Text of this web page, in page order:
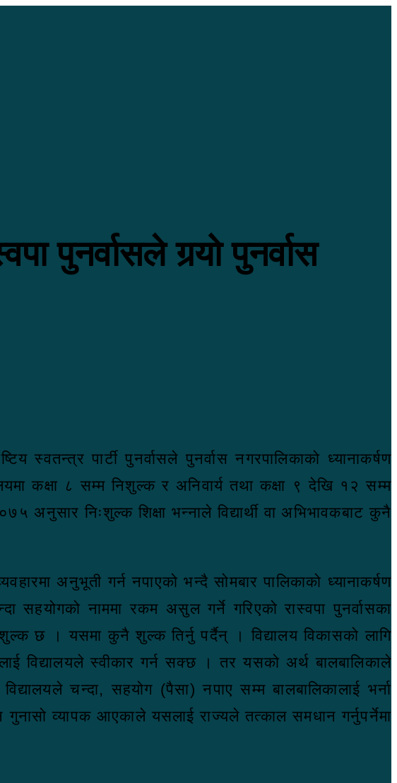
पुनर्वासले गर्‍यो पुनर्वास
स्वतन्त्र पार्टी पुनर्वासले पुनर्वास नगरपालिकाको ध्यानाकर्षण
कक्षा ८ सम्म निशुल्क र अनिवार्य तथा कक्षा ९ देखि १२ सम्म
अनुसार निःशुल्क शिक्षा भन्नाले विद्यार्थी वा अभिभावकबाट कुनै
अनुभूती गर्न नपाएको भन्दै सोमबार पालिकाको ध्यानाकर्षण
सहयोगको नाममा रकम असुल गर्ने गरिएको रास्वपा पुनर्वासका
छ । यसमा कुनै शुल्क तिर्नु पर्दैन् । विद्यालय विकासको लागि
विद्यालयले स्वीकार गर्न सक्छ । तर यसको अर्थ बालबालिकाले
चन्दा, सहयोग (पैसा) नपाए सम्म बालबालिकालाई भर्ना
गुनासो व्यापक आएकाले यसलाई राज्यले तत्काल समधान गर्नुपर्नेमा